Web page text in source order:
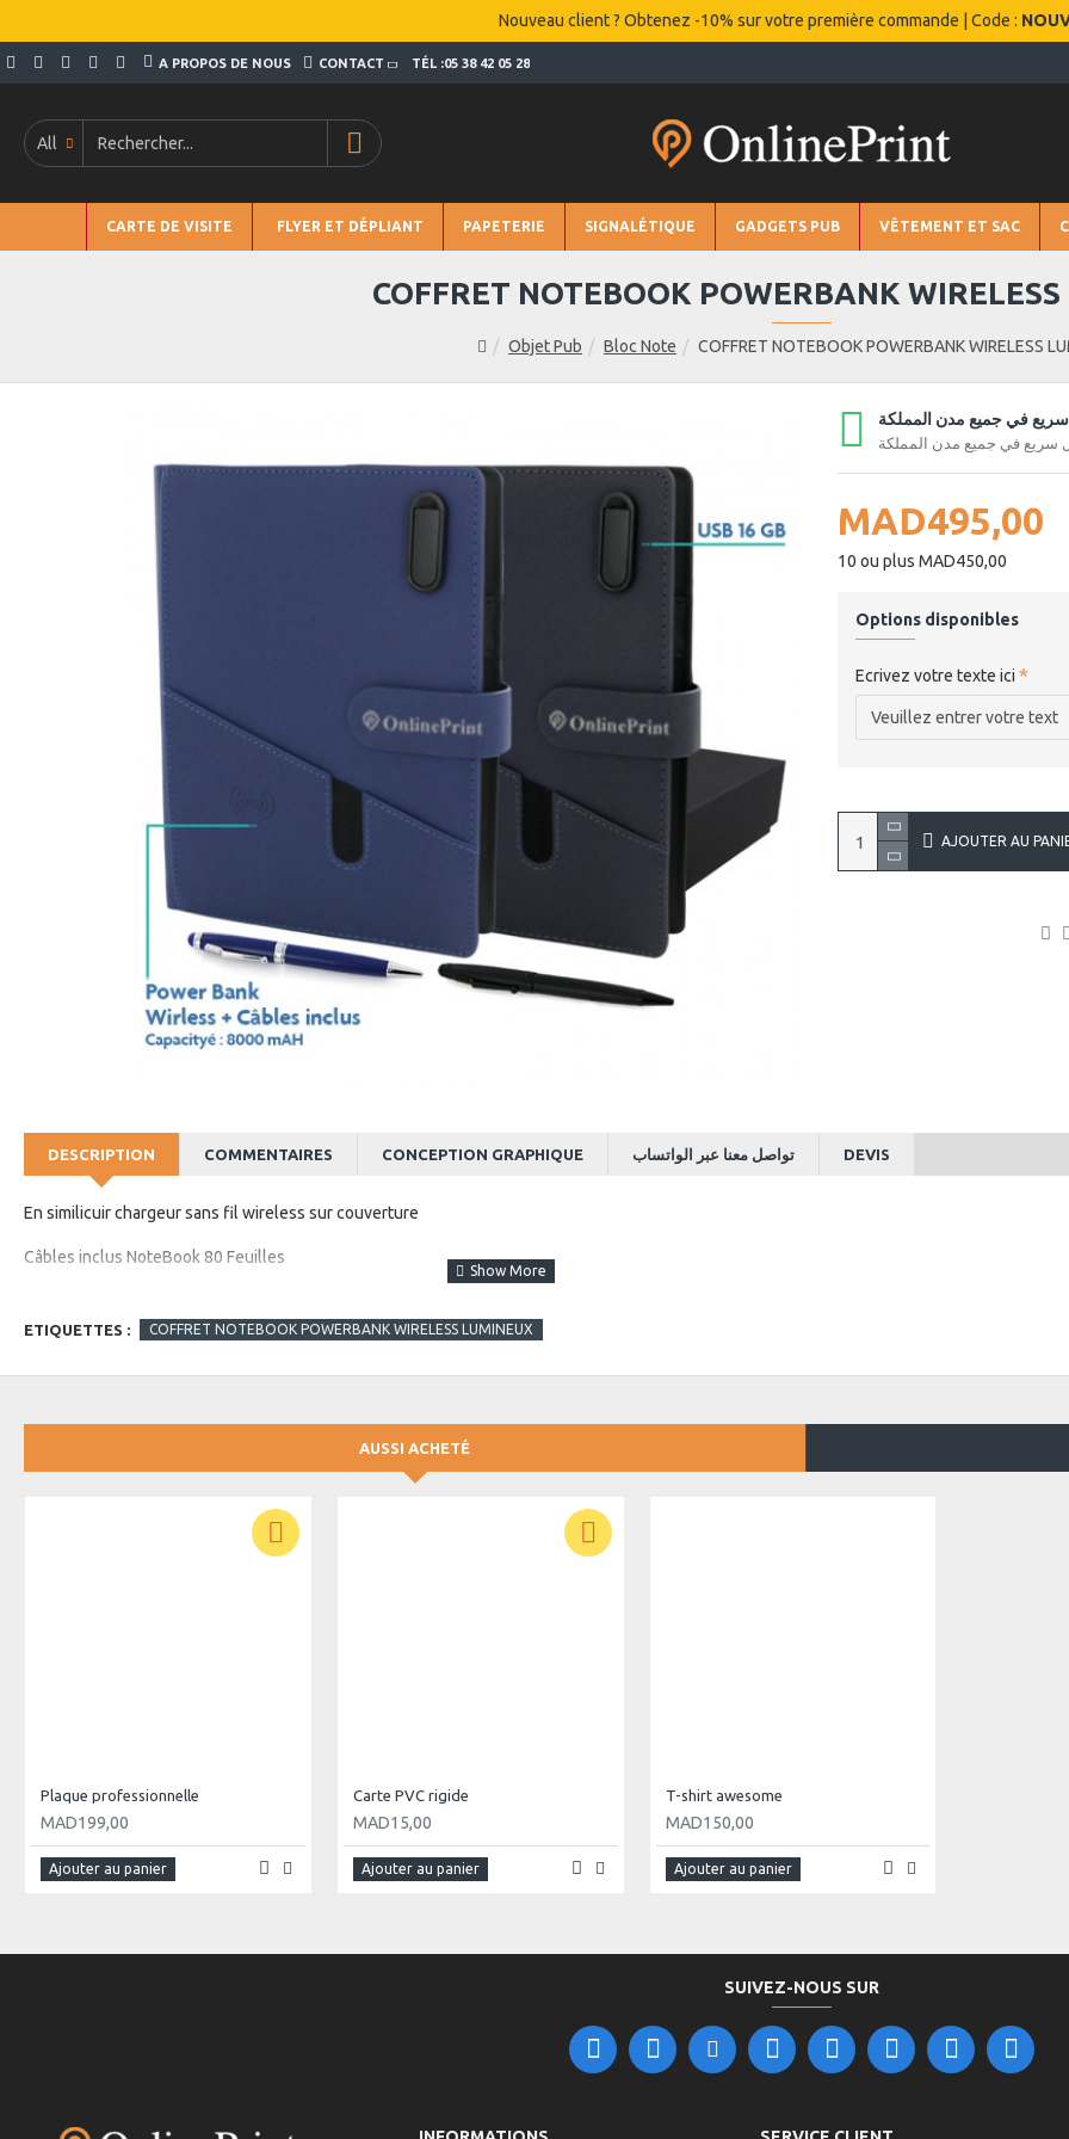
Nouveau client ? Obtenez -10% sur votre première commande | Code :
A PROPOS DE NOUS CONTACT TÉL :05 38 42 05 28
All
CARTE DE VISITE FLYER ET DÉPLIANT PAPETERIE SIGNALÉTIQUE GADGETS PUB VÊTEMENT ET SAC
Objet Pub Bloc Note COFFRET NOTEBOOK POWERBANK WIRELESS
COFFRET NOTEBOOK POWERBANK
في جميع مدن المملكة
سريع في جميع مدن المملكة
MAD495,00
10 ou plus MAD450,00
Options disponibles
Ecrivez votre texte ici
AJOUTER AU
DESCRIPTION COMMENTAIRES CONCEPTION GRAPHIQUE تواصل معنا عبر الواتساب DEVIS
En similicuir chargeur sans fil wireless sur couverture
Câbles inclus NoteBook 80 Feuilles
Support Téléphone, Poches, Et Porte cartes à l'intérieur stylo en métal inclus plaque lumineuse de logo après marquage laser
ETIQUETTES : COFFRET NOTEBOOK POWERBANK WIRELESS LUMINEUX
AUSSI ACHETÉ
Plaque professionnelle
MAD199,00
Ajouter au panier
Carte PVC rigide
MAD15,00
Ajouter au panier
T-shirt awesome
MAD150,00
Ajouter au panier
SUIVEZ-NOUS SUR